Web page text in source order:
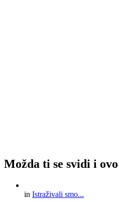
Možda ti se svidi i ovo
in Istraživali smo...